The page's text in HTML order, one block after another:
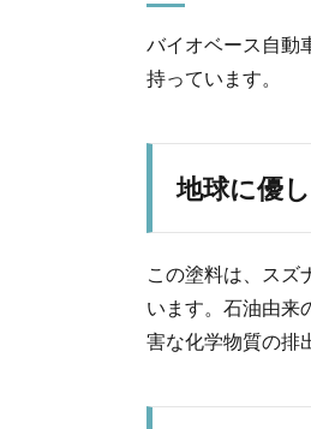
バイオベース自動
持っています。
地球に優
この塗料は、スズ
います。石油由来
害な化学物質の排